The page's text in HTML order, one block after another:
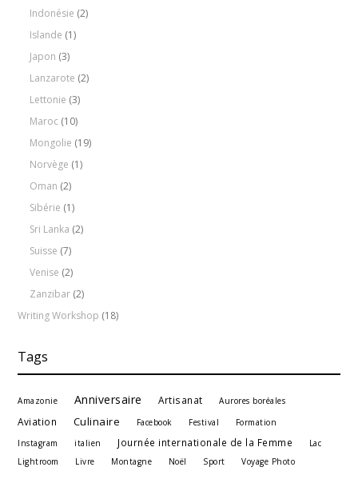
Indonésie (2)
Islande (1)
Japon (3)
Lanzarote (2)
Lettonie (3)
Maroc (10)
Mongolie (19)
Norvège (1)
Oman (2)
Sibérie (1)
Sri Lanka (2)
Suisse (7)
Venise (2)
Zanzibar (2)
Writing Workshop (18)
Tags
Amazonie Anniversaire Artisanat Aurores boréales
Aviation Culinaire Facebook Festival
Formation
Instagram
italien Journée internationale de la Femme
Lac
Lightroom
Livre Montagne Noël Sport Voyage Photo